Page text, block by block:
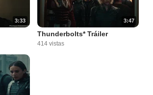
3:33 3:47
Thunderbolts* Tráiler
414 vistas